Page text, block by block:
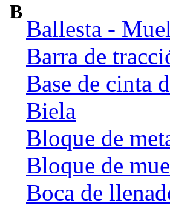
B
Ballesta -
Barra de
Base de cinta
Biela
Bloque de
Bloque de
Boca de